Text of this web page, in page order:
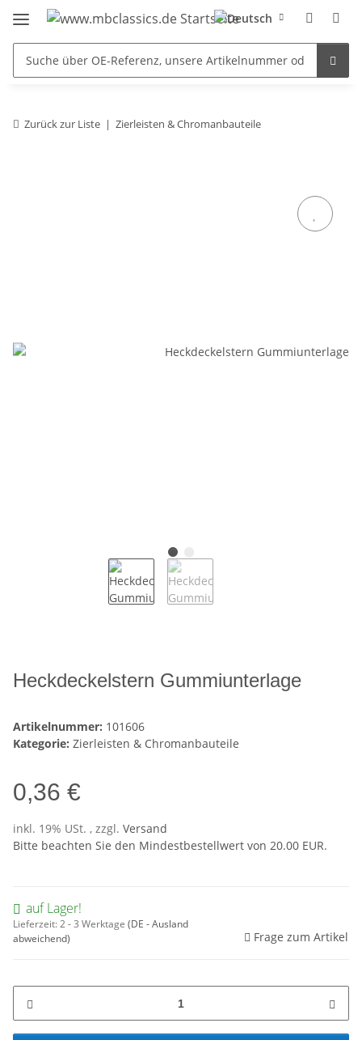
Zurück zur Liste Zierleisten & Chromanbauteile
Heckdeckelstern Gummiunterlage
Artikelnummer: 101606
Kategorie: Zierleisten & Chromanbauteile
0,36 €
inkl. 19% USt. , zzgl. Versand
Bitte beachten Sie den Mindestbestellwert von 20.00 EUR.
auf Lager!
Lieferzeit:2 - 3 Werktage (DE - Ausland
abweichend)
Frage zum Artikel